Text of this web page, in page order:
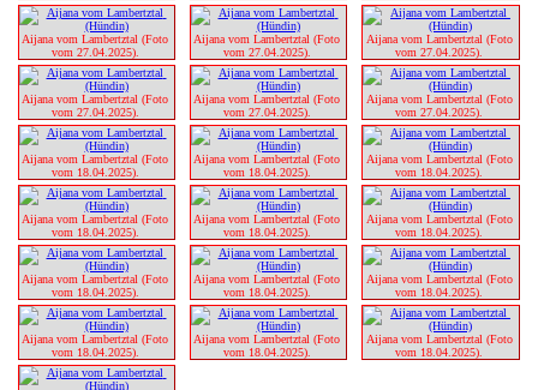
Aijana vom Lambertztal (Foto
vom 27.04.2025).
Aijana vom Lambertztal (Foto
vom 27.04.2025).
Aijana vom Lambertztal (Foto
vom 27.04.2025).
Aijana vom Lambertztal (Foto
vom 27.04.2025).
Aijana vom Lambertztal (Foto
vom 27.04.2025).
Aijana vom Lambertztal (Foto
vom 27.04.2025).
Aijana vom Lambertztal (Foto
vom 18.04.2025).
Aijana vom Lambertztal (Foto
vom 18.04.2025).
Aijana vom Lambertztal (Foto
vom 18.04.2025).
Aijana vom Lambertztal (Foto
vom 18.04.2025).
Aijana vom Lambertztal (Foto
vom 18.04.2025).
Aijana vom Lambertztal (Foto
vom 18.04.2025).
Aijana vom Lambertztal (Foto
vom 18.04.2025).
Aijana vom Lambertztal (Foto
vom 18.04.2025).
Aijana vom Lambertztal (Foto
vom 18.04.2025).
Aijana vom Lambertztal (Foto
vom 18.04.2025).
Aijana vom Lambertztal (Foto
vom 18.04.2025).
Aijana vom Lambertztal (Foto
vom 18.04.2025).